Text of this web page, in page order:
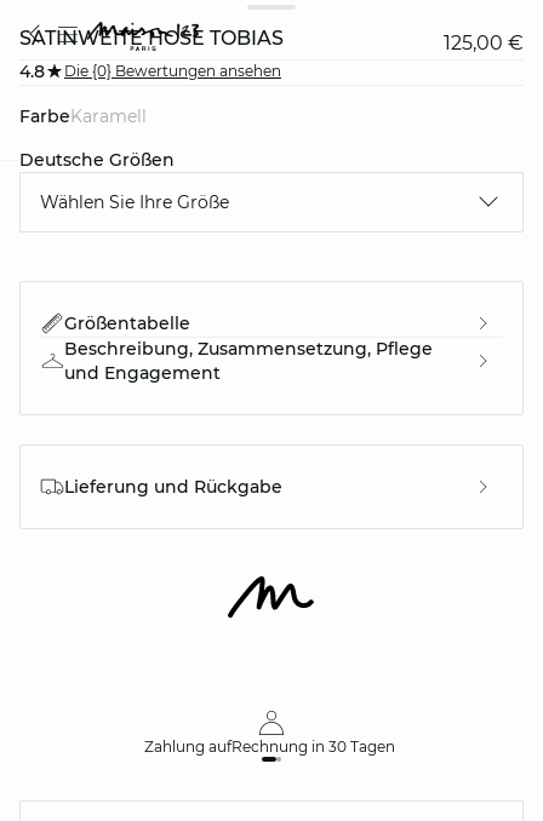
SATINWEITE HOSE TOBIAS 125,00 €
4.8 Die {0} Bewertungen ansehen
Farbe
karamell
Deutsche Größen
Wählen Sie Ihre Größe
Größentabelle
Beschreibung, Zusammensetzung, Pflege
und Engagement
Lieferung und Rückgabe
Zahlung aufRechnung in 30 Tagen